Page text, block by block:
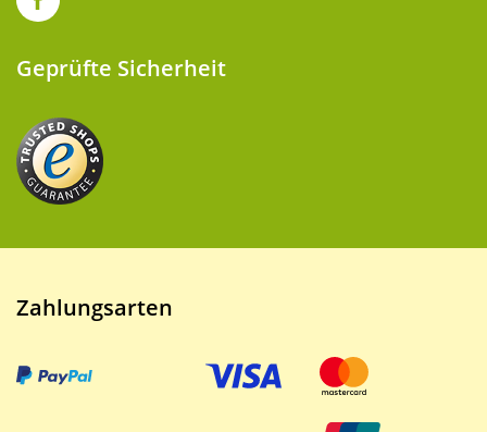
Geprüfte Sicherheit
Zahlungsarten